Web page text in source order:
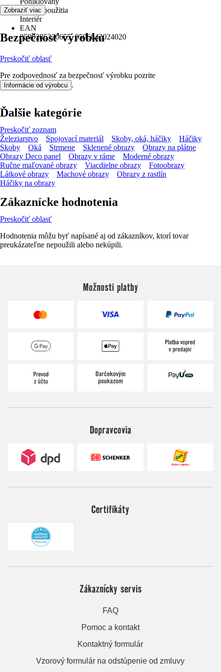
Oblasť použitia
Interiér
EAN
8590285320655, 8596642024020
Zobraziť viac
Bezpečnosť výrobku
Preskočiť oblasť
Pre zodpovednosť za bezpečnosť výrobku pozrite
Informácie od výrobcu .
Ďalšie kategórie
Preskočiť zoznam
Železiarstvo
Spojovací materiál Skoby, oká, háčiky
Háčiky
Skoby
Oká Strmene Sklenené obrazy
Obrazy na plátne
Obrazy Deco panel
Obrazy v ráme
Moderné obrazy
Ručne maľované obrazy
Viacdielne obrazy
Fotoobrazy
Látkové obrazy
Machové obrazy
Obrazy z rastlín
Háčiky na obrazy
Zákaznícke hodnotenia
Preskočiť oblasť
Hodnotenia môžu byť napísané aj od zákazníkov, ktorí tovar
preukázateľne nepoužili alebo nekúpili.
Možnosti platby
Dopravcovia
Certifikáty
Zákaznícky servis
FAQ
Pomoc a kontakt
Kontaktný formulár
Vzorový formulár na odstúpenie od zmluvy